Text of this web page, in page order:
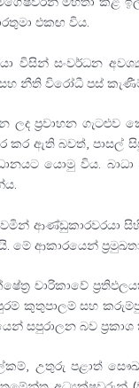
එකඟ විය.
විසින් සංවර්ධන
සහ නීති විරෝධී පස්
ප්‍රවාහන
කර ඇති බවත්,
යොමු විය.
ආණ්ඩුකාරවරයා
ආකාරයෙන්
චාරිකාවේ
කුතුපාලම් සහ
සපුරාලන බව
උතුරු පළාත්